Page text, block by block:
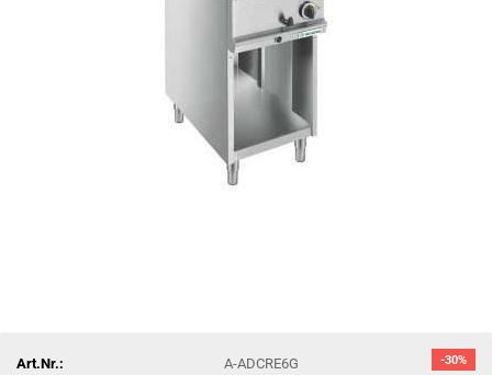
-30%
Art.Nr.:
A-ADCRE6G